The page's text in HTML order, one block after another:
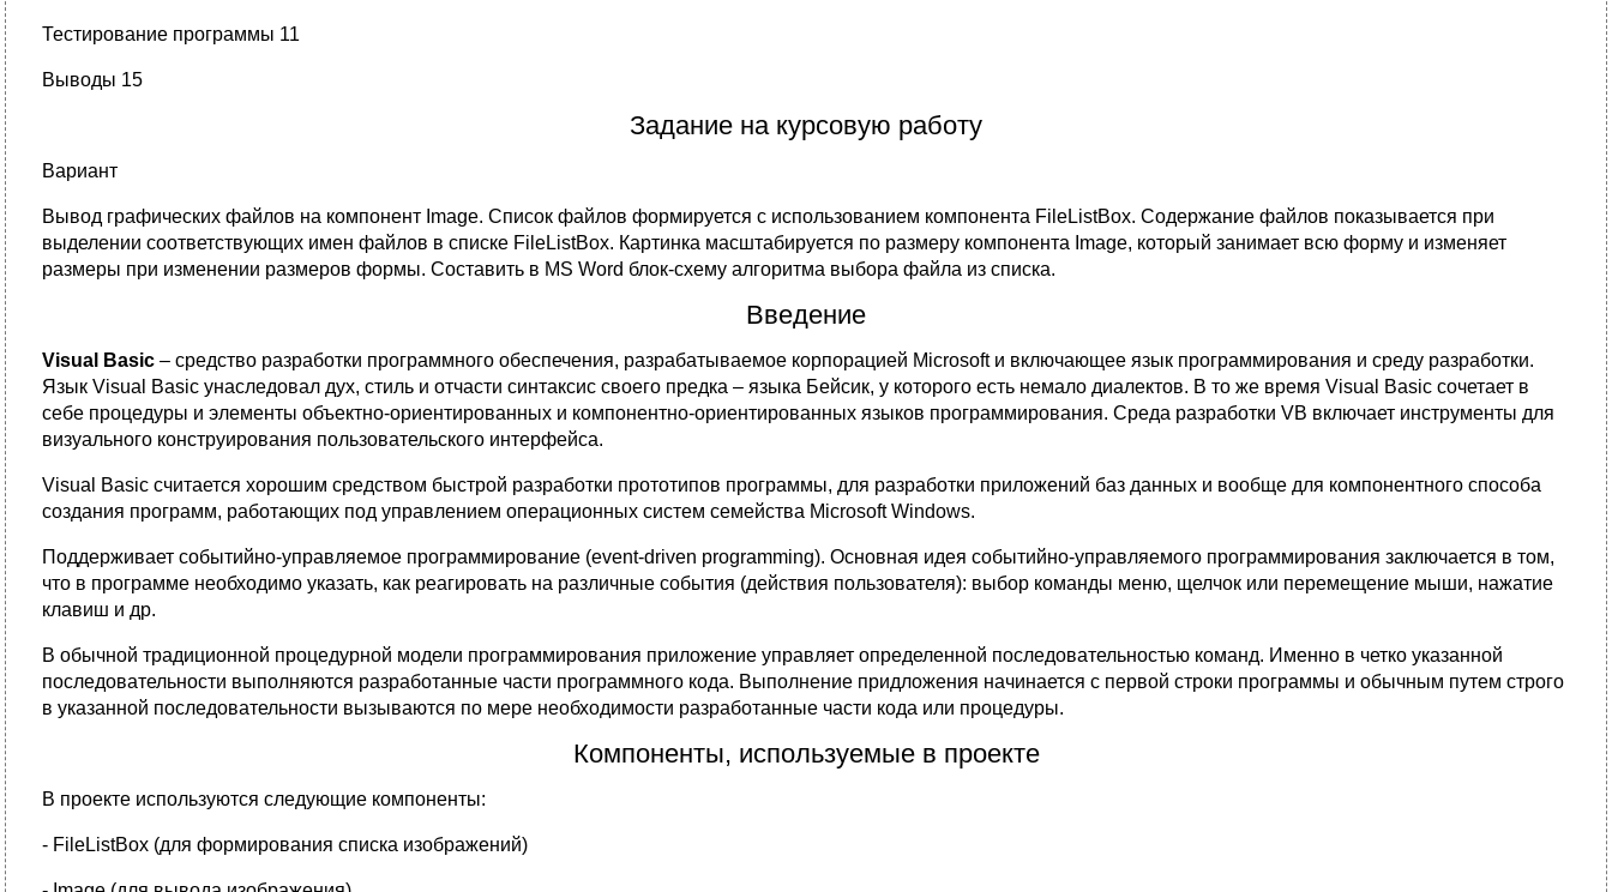
Тестирование программы 11
Выводы 15
Задание на курсовую работу
Вариант
Вывод графических файлов на компонент Image. Список файлов формируется с использованием компонента FileListBox. Содержание файлов показывается при
выделении соответствующих имен файлов в списке FileListBox. Картинка масштабируется по размеру компонента Image, который занимает всю форму и изменяет
размеры при изменении размеров формы. Составить в MS Word блок-схему алгоритма выбора файла из списка.
Введение
Visual Basic – средство разработки программного обеспечения, разрабатываемое корпорацией Microsoft и включающее язык программирования и среду разработки.
Язык Visual Basic унаследовал дух, стиль и отчасти синтаксис своего предка – языка Бейсик, у которого есть немало диалектов. В то же время Visual Basic сочетает в
себе процедуры и элементы объектно-ориентированных и компонентно-ориентированных языков программирования. Среда разработки VB включает инструменты для
визуального конструирования пользовательского интерфейса.
Visual Basic считается хорошим средством быстрой разработки прототипов программы, для разработки приложений баз данных и вообще для компонентного способа
создания программ, работающих под управлением операционных систем семейства Microsoft Windows.
Поддерживает событийно-управляемое программирование (event-driven programming). Основная идея событийно-управляемого программирования заключается в том,
что в программе необходимо указать, как реагировать на различные события (действия пользователя): выбор команды меню, щелчок или перемещение мыши, нажатие
клавиш и др.
В обычной традиционной процедурной модели программирования приложение управляет определенной последовательностью команд. Именно в четко указанной
последовательности выполняются разработанные части программного кода. Выполнение придложения начинается с первой строки программы и обычным путем строго
в указанной последовательности вызываются по мере необходимости разработанные части кода или процедуры.
Компоненты, используемые в проекте
В проекте используются следующие компоненты:
- FileListBox (для формирования списка изображений)